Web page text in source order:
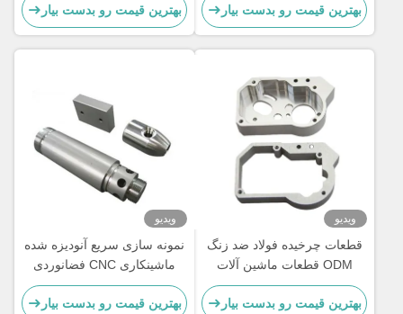
بهترین قیمت رو بدست بیار
بهترین قیمت رو بدست بیار
ویدیو
قطعات چرخیده فولاد ضد زنگ
ODM قطعات ماشین آلات
سفارشی هوافضا
بهترین قیمت رو بدست بیار
ویدیو
نمونه سازی سریع آنودیزه شده
ماشینکاری CNC فضانوردی
CNC قطعات فلزی
بهترین قیمت رو بدست بیار